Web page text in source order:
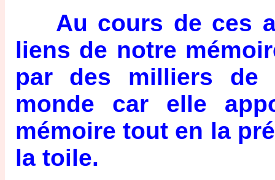
Au cours de ces
liens de notre
par des milliers de
monde car elle
mémoire tout en la
la toile.